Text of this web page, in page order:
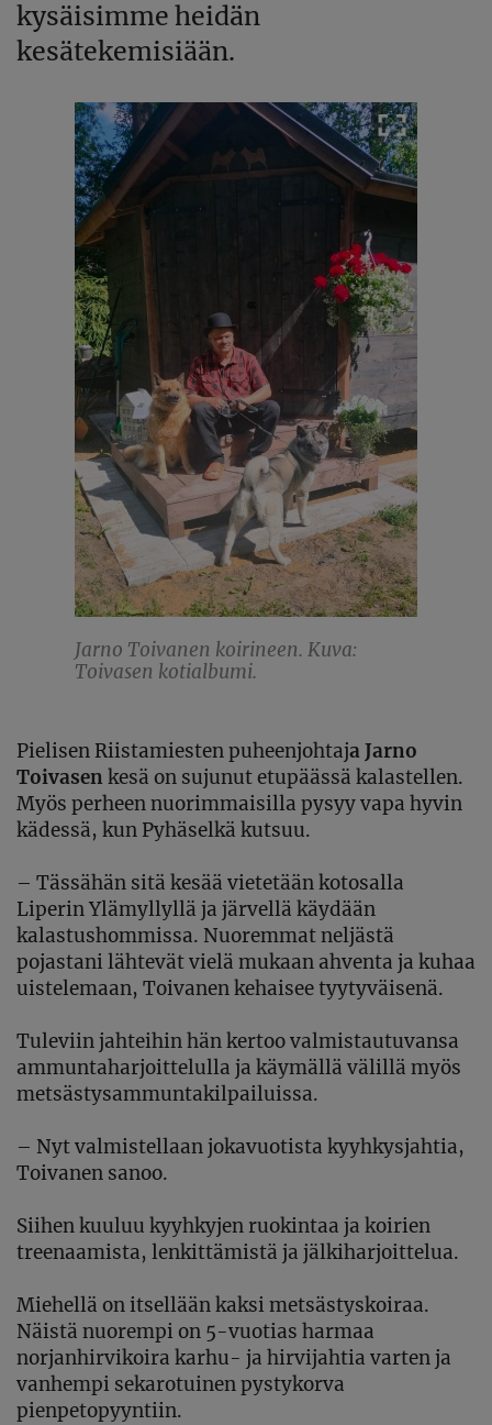
kysäisimme heidän
kesätekemisiään.
Jarno Toivanen koirineen. Kuva:
Toivasen kotialbumi.
Pielisen Riistamiestenpuheenjohtaja Jarno
Toivasen kesä on sujunut etupäässä kalastellen.
Myös perheen nuorimmaisilla pysyy vapa hyvin
kädessä, kun Pyhäselkä kutsuu.
– Tässähän sitä kesää vietetään kotosalla
Liperin Ylämyllyllä ja järvellä käydään
kalastushommissa. Nuoremmat neljästä
pojastani lähtevätvielä mukaan ahventa ja kuhaa
uistelemaan, Toivanen kehaisee tyytyväisenä.
Tuleviin jahteihin hän kertoo valmistautuvansa
ammuntaharjoittelulla ja käymällä välillä myös
metsästysammuntakilpailuissa.
– Nytvalmistellaan jokavuotista kyyhkysjahtia,
Toivanen sanoo.
Siihen kuuluu kyyhkyjen ruokintaa ja koirien
treenaamista, lenkittämistä ja jälkiharjoittelua.
Miehellä on itsellään kaksi metsästyskoiraa.
Näistä nuorempi on 5-vuotias harmaa
norjanhirvikoira karhu- ja hirvijahtia varten ja
vanhempi sekarotuinen pystykorva
pienpetopyyntiin.